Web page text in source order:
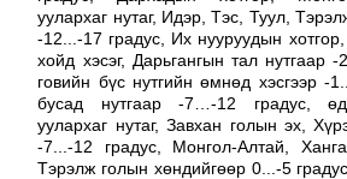
уулархаг нутаг, Идэр, Тэс, Туул,
-12...-17 градус, Их нууруудын хотгор,
хойд хэсэг, Дарьгангын тал нутгаар -
говийн бүс нутгийн өмнөд хэсгээр -
бусад нутгаар -7…-12 градус,
уулархаг нутаг, Завхан голын эх,
-7...-12 градус, Монгол-Алтай,
Тэрэлж голын хөндийгөөр 0...-5